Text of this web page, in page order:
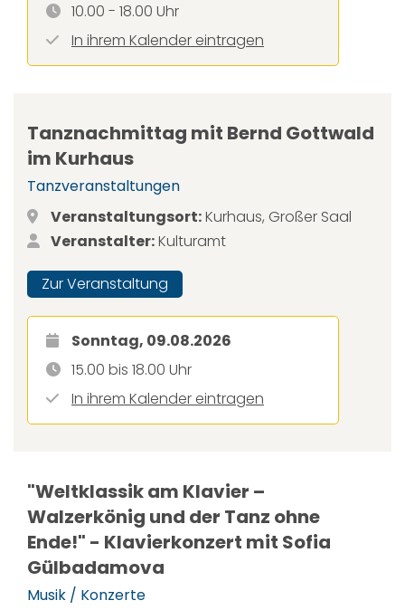
10.00 - 18.00 Uhr
In ihrem Kalender eintragen
Tanznachmittag mit Bernd Gottwald
im Kurhaus
Tanzveranstaltungen
Veranstaltungsort:Kurhaus, Großer Saal
Veranstalter:Kulturamt
Zur Veranstaltung
Sonntag, 09.08.2026
15.00 bis 18.00 Uhr
In ihrem Kalender eintragen
"Weltklassik am Klavier –
Walzerkönig und der Tanz ohne
Ende!" - Klavierkonzert mit Sofia
Gülbadamova
Musik / Konzerte